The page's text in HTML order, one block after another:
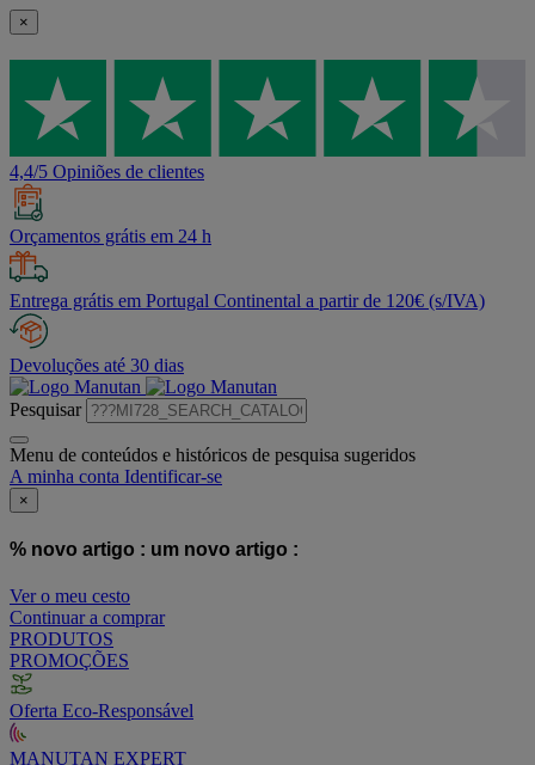
×
4,4/5 Opiniões de clientes
Orçamentos grátis em 24 h
Entrega grátis em Portugal Continental a partir de 120€ (s/IVA)
Devoluções até 30 dias
Pesquisar
Menu de conteúdos e históricos de pesquisa sugeridos
A minha conta Identificar-se
×
% novo artigo : um novo artigo :
Ver o meu cesto
Continuar a comprar
PRODUTOS
PROMOÇÕES
Oferta Eco-Responsável
MANUTAN EXPERT